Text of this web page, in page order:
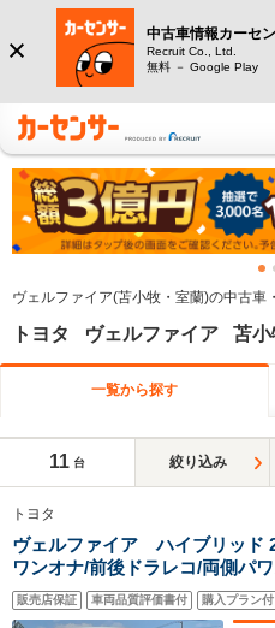
中古車情報カーセ
Recruit Co., Ltd.
無料 － Google Play
ヴェルファイア(苫小牧・室蘭)の中古車
トヨタ ヴェルファイア 苫
一覧から探す
11 台 絞り込み
トヨタ
ヴェルファイア ハイブリッド
ワンオナ/前後ドラレコ/両側パ
販売店保証 車両品質評価書付 購入プラン付